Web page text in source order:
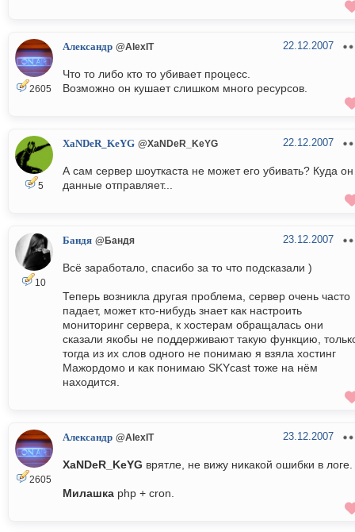
2605
Александр @AlexIT 22.12.2007
Что то либо кто то убивает процесс.
Возможно он кушает слишком много ресурсов.
5
XaNDeR_KeYG @XaNDeR_KeYG 22.12.2007
А сам сервер шоуткаста не может его убивать? Куда он
данные отправляет...
10
Бандя @Бандя 23.12.2007
Всё заработало, спасибо за то что подсказали )
Теперь возникла другая проблема, сервер очень часто
падает, может кто-нибудь знает как настроить
мониторинг сервера, к хостерам обращалась они
сказали якобы не поддерживают такую функцию,
тогда из их слов одного не понимаю я взяла хостинг
Мажордомо и как понимаю SKYcast тоже на нём
находится.
2605
Александр @AlexIT 23.12.2007
XaNDeR_KeYG врятле, не вижу никакой ошибки в логе.
Милашка php + cron.